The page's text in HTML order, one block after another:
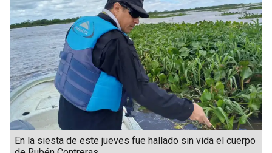
En la siesta de este jueves fue hallado sin vida el cuerpo